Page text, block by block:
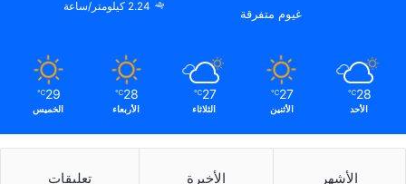
غيوم متفرقة
2.24 كيلومتر/ساعة
28
℃
الأحد
27
℃
الأثنين
27
℃
الثلاثاء
28
℃
الأربعاء
29
℃
الخميس
الأشهر الأخيرة تعليقات